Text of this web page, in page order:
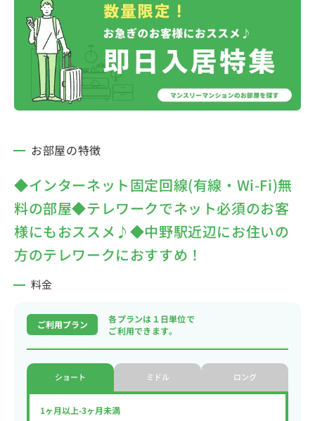
お部屋の特徴
◆インターネット固定回線(有線・Wi-Fi)無
料の部屋◆テレワークでネット必須のお客
様にもおススメ♪◆中野駅近辺にお住いの
方のテレワークにおすすめ！
料金
ご利用プラン
各プランは１日単位で
ご利用できます。
ショート ミドル ロング
1ヶ月以上-3ヶ月未満